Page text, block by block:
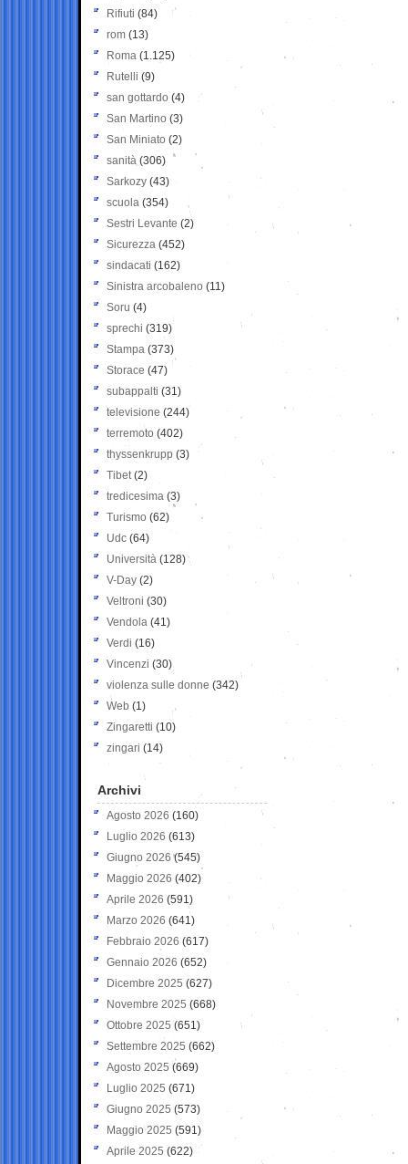
Rifiuti (84)
rom (13)
Roma (1.125)
Rutelli (9)
san gottardo (4)
San Martino (3)
San Miniato (2)
sanità (306)
Sarkozy (43)
scuola (354)
Sestri Levante (2)
Sicurezza (452)
sindacati (162)
Sinistra arcobaleno (11)
Soru (4)
sprechi (319)
Stampa (373)
Storace (47)
subappalti (31)
televisione(244)
terremoto (402)
thyssenkrupp (3)
Tibet(2)
tredicesima (3)
Turismo (62)
Udc (64)
Università (128)
V-Day (2)
Veltroni (30)
Vendola (41)
Verdi (16)
Vincenzi (30)
violenza sulle donne (342)
Web (1)
Zingaretti (10)
zingari (14)
Archivi
Agosto 2026 (160)
Luglio 2026 (613)
Giugno 2026 (545)
Maggio 2026 (402)
Aprile 2026 (591)
Marzo 2026 (641)
Febbraio 2026 (617)
Gennaio 2026 (652)
Dicembre 2025 (627)
Novembre 2025 (668)
Ottobre 2025 (651)
Settembre 2025 (662)
Agosto 2025 (669)
Luglio 2025 (671)
Giugno 2025 (573)
Maggio 2025 (591)
Aprile 2025 (622)